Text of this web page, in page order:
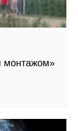
монтажом»